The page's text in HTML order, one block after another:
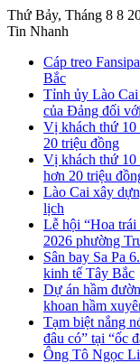
Thứ Bảy, Tháng 8 8
Tin Nhanh
Cáp treo
Bắc
Tỉnh ủy Lào Cai
của Đảng đối
Vị khách thứ 10
20 triệu đồng
Vị khách thứ 10
hơn 20 triệu
Lào Cai xây
lịch
Lễ hội “Hoa trái
2026 phường
Sân bay Sa Pa
kinh tế Tây Bắc
Dự án hầm
khoan hầm
Tạm biệt nắng
đâu có” tại “ốc
Ông Tô Ngọc